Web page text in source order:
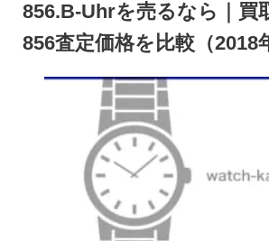
856.B-Uhrを売るなら｜買
856査定価格を比較（2018